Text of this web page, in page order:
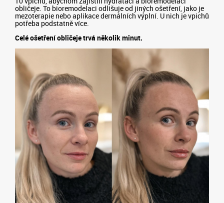
obličeje. To bioremodelaci odlišuje od jiných ošetření, jako je
mezoterapie nebo aplikace dermálních výplní. U nich je vpichů
potřeba podstatně více.
Celé ošetření obličeje trvá několik minut.